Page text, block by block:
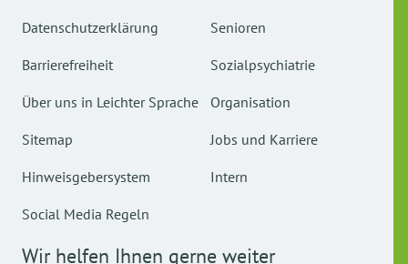
Datenschutzerklärung
Barrierefreiheit
Über uns in Leichter Sprache
Sitemap
Hinweisgebersystem
Social Media Regeln
Senioren
Sozialpsychiatrie
Organisation
Jobs und Karriere
Intern
Wir helfen Ihnen gerne weiter